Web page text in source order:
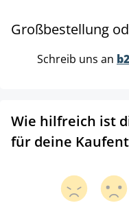
Großbestellung
Schreib uns an
Wie hilfreich ist
für deine